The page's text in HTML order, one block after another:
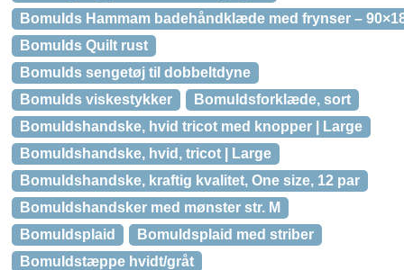
Bomulds Hammam badehåndklæde med frynser –
Bomulds Quilt rust
Bomulds sengetøj til dobbeltdyne
Bomulds viskestykker
Bomuldsforklæde, sort
Bomuldshandske, hvid tricot med knopper | Large
Bomuldshandske, hvid, tricot | Large
Bomuldshandske, kraftig kvalitet, One size, 12 par
Bomuldshandsker med mønster str. M
Bomuldsplaid
Bomuldsplaid med striber
Bomuldstæppe hvidt/gråt